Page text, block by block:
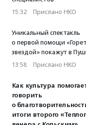
15:32 · Прислано НКО
Уникальный спектакль
о первой помощи
звездой» покажут в
13:58 · Прислано НКО
Как культура
говорить
о
итоги второго